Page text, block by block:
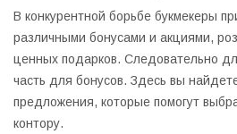
В конкурентной борьбе букмекеры
различными бонусами и акциями,
ценных подарков. Следовательно
часть для бонусов. Здесь вы
предложения, которые помогут
контору.